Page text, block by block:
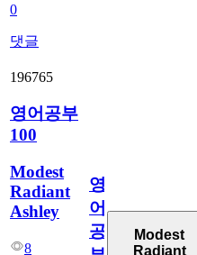
0
댓글
196765
영어공부
100
Modest
Radiant
Ashley
8
영
어
공
Modest
Radiant